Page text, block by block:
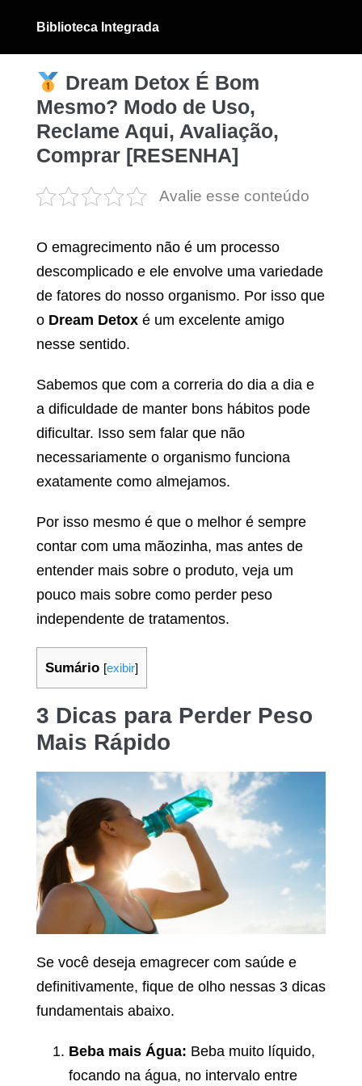
o
conteúdo
Biblioteca Integrada
menu
Dream Detox É Bom
Mesmo? Modo de Uso,
Reclame Aqui, Avaliação,
Comprar [RESENHA]
Avalie esse conteúdo
O emagrecimento não é um processo
descomplicado e ele envolve uma variedade
de fatores do nosso organismo. Por isso que
o Dream Detox é um excelente amigo
nesse sentido.
Sabemos que com a correria do dia a dia e
a dificuldade de manter bons hábitos pode
dificultar. Isso sem falar que não
necessariamente o organismo funciona
exatamente como almejamos.
Por isso mesmo é que o melhor é sempre
contar com uma mãozinha, mas antes de
entender mais sobre o produto, veja um
pouco mais sobre como perder peso
independente de tratamentos.
Sumário [exibir]
3 Dicas para Perder Peso
Mais Rápido
Se você deseja emagrecer com saúde e
definitivamente, fique de olho nessas 3 dicas
fundamentais abaixo.
Beba mais Água: Beba muito líquido,
focando na água, no intervalo entre